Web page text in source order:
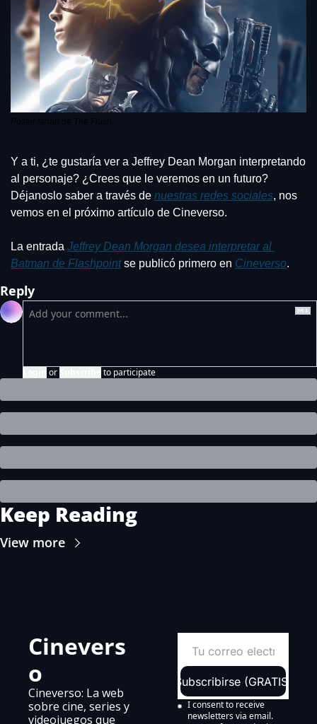
Póster fanart de The Flash.
Y a ti, ¿te gustaría ver a Jeffrey Dean Morgan interpretando
al personaje? ¿Crees que le veremos en un futuro?
Déjanoslo saber a través de nuestras redes sociales, nos
vemos en el próximo artículo de Cineverso.
La entrada Jeffrey Dean Morgan desea interpretar al
Batman de Flashpoint se publicó primero en Cineverso.
Reply
or to participate
Keep Reading
View more
Cinevers
o
Cineverso: La web
sobre cine, series y
videojuegos que
Subscribirse (GRATIS)
I consent to receive
newsletters via email.